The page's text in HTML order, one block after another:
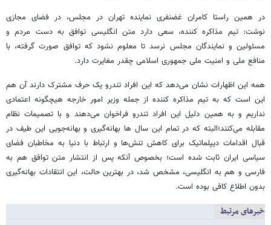
در همین راستا کامران غضنفری نماینده تهران در مجلس، در فضای مجازی
نوشت: تیم مذاکره کننده، سعی دارد متن انگلیسی توافق به دست مردم و
مسئولین و نمایندگان مجلس نرسد تا معلوم نشود که توافق صورت گرفته، با
منافع ملی و امنیت ملی جمهوری اسلامی چقدر مغایرت دارد.
همه این اظهارات نشان می‌دهد که این افراد تندرو یک حرف مشترک دارند آن هم
این است که به تیم مذاکره کننده از جمله وزیر امور خارجه هیچگونه اعتمادی
نداریم و به همین دلیل این افراد تندرو فراخوان می‌دهند و با تصمیمات نظام
مقابله می‌کنند؛البته که در تمام این سال ها بهانه‌گیری و بهانه‌جویی این طیف در
قبال اقدامات دیپلماتیک برای کاهش تنش‌ها و ارتباط با دنیا به مخاطبان فضای
سیاسی ایران ثابت شده است؛ بخصوص آنکه پس از انتشار متن توافق هم به
فارسی و هم به انگلیسی، مشخص شد، در بهترین حالت، این انتقادات بهانه‌گیری
بدون اطلاع کافی بوده است.
خبرهای مرتبط